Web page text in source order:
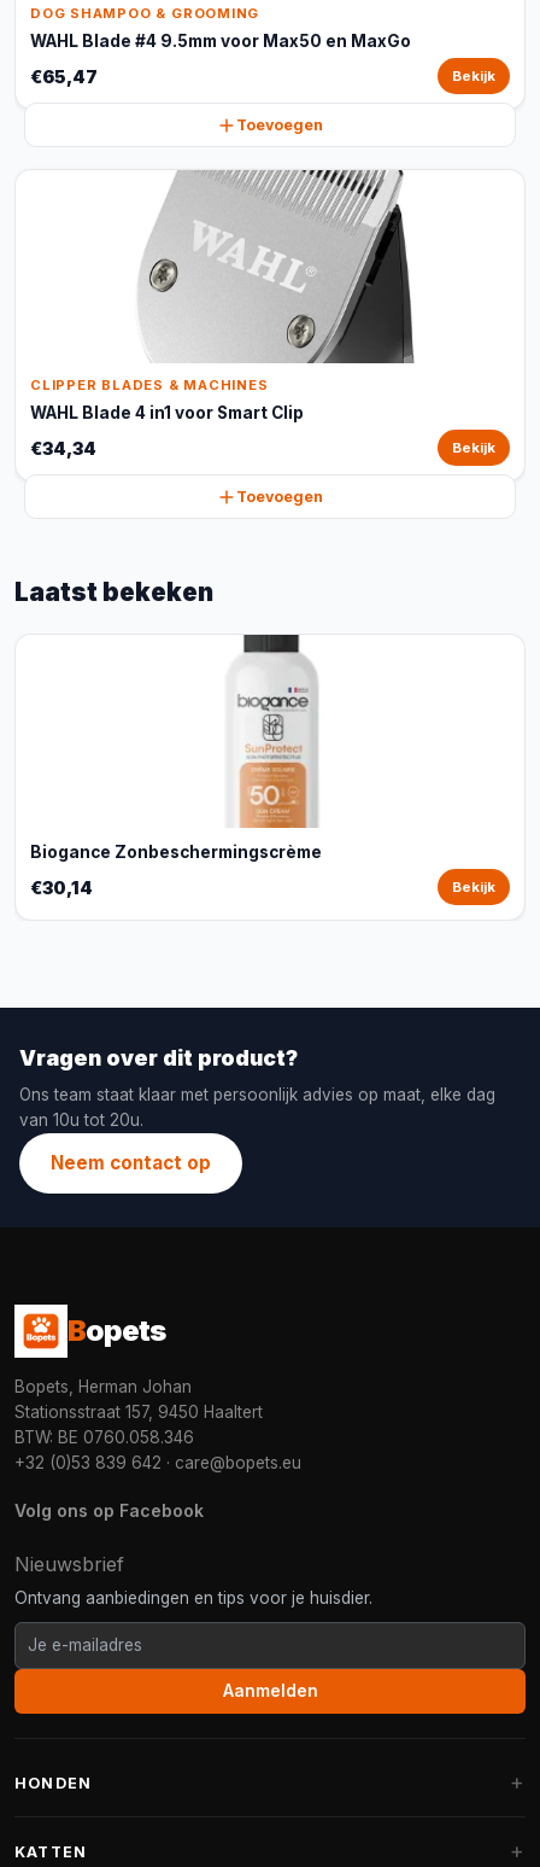
DOG SHAMPOO & GROOMING
WAHL Blade #4 9.5mm voor Max50 en MaxGo
€65,47 Bekijk
Toevoegen
CLIPPER BLADES & MACHINES
WAHL Blade 4 in1 voor Smart Clip
€34,34 Bekijk
Toevoegen
Laatst bekeken
Biogance Zonbeschermingscrème
€30,14 Bekijk
Vragen over dit product?
Ons team staat klaar met persoonlijk advies op maat, elke dag
van 10u tot 20u.
Neem contact op
Bopets
Bopets, Herman Johan
Stationsstraat 157, 9450 Haaltert
BTW: BE 0760.058.346
+32 (0)53 839 642 · care@bopets.eu
Volg ons op Facebook
Nieuwsbrief
Ontvang aanbiedingen en tips voor je huisdier.
Aanmelden
HONDEN
KATTEN